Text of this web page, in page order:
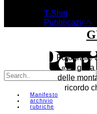
T-Shirt
Pubblicazioni
Manifesto
archivio
rubriche
Fotografie
«La gioia
delle
ricordo